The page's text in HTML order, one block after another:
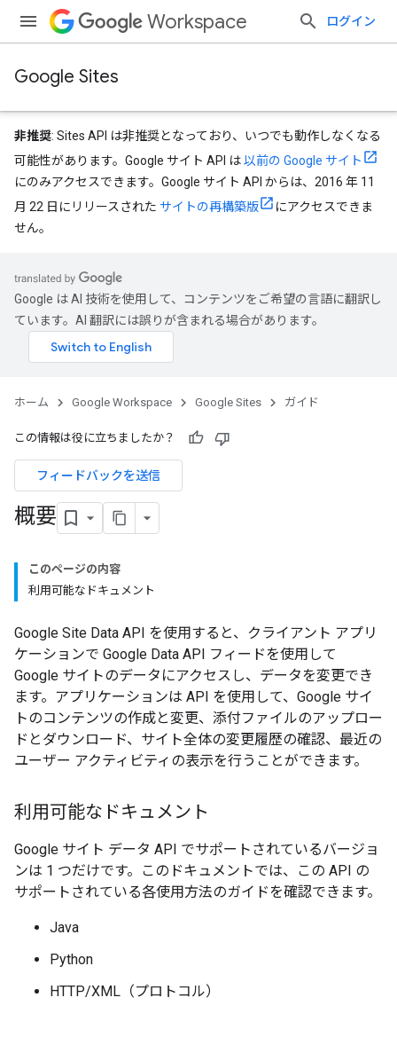
Workspace ログイン
Google Sites
非推奨: Sites API は非推奨となっており、いつでも動作しなくなる
可能性があります。Google サイト API は以前の Google サイト
にのみアクセスできます。Google サイト API からは、2016 年 11
月 22 日にリリースされた サイトの再構築版
にアクセスできま
せん。
Google は AI 技術を使用して、コンテンツをご希望の言語に翻訳し
ています。AI 翻訳には誤りが含まれる場合があります。
ホーム Google Workspace Google Sites ガイド
この情報は役に立ちましたか？
フィードバックを送信
概要
このページの内容
利用可能なドキュメント
Google Site Data API を使用すると、クライアント アプリ
ケーションで Google Data API フィードを使用して
Google サイトのデータにアクセスし、データを変更でき
ます。アプリケーションは API を使用して、Google サイ
トのコンテンツの作成と変更、添付ファイルのアップロー
ドとダウンロード、サイト全体の変更履歴の確認、最近の
ユーザー アクティビティの表示を行うことができます。
利用可能なドキュメント
Google サイト データ API でサポートされているバージョ
ンは 1 つだけです。このドキュメントでは、この API の
サポートされている各使用方法のガイドを確認できます。
Java
Python
HTTP/XML（プロトコル）